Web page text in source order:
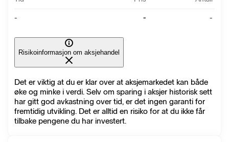
- - -
Risikoinformasjon om aksjehandel
Det er viktig at du er klar over at aksjemarkedet kan både
øke og minke i verdi. Selv om sparing i aksjer historisk sett
har gitt god avkastning over tid, er det ingen garanti for
fremtidig utvikling. Det er alltid en risiko for at du ikke får
tilbake pengene du har investert.